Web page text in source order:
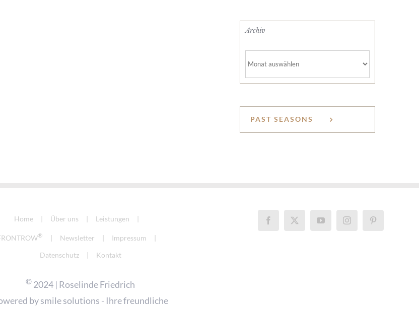
Archiv
PAST SEASONS
Home Über uns Leistungen
® Newsletter
Impressum
Datenschutz
Kontakt
© 2024 | Roselinde Friedrich
bysmile solutions - Ihre freundliche